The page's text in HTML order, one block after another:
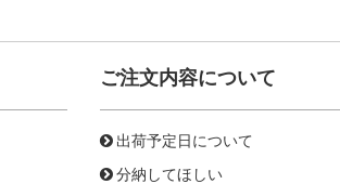
ご注文内容について
出荷予定日について
分納してほしい